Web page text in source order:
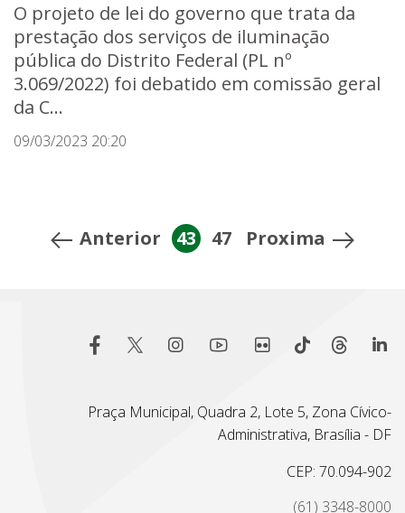
O projeto de lei do governo que trata da
prestação dos serviços de iluminação
pública do Distrito Federal (PL nº
3.069/2022) foi debatido em comissão geral
da C...
09/03/2023 20:20
Anterior 43 47 Proxima
Praça Municipal, Quadra 2, Lote 5, Zona Cívico-
Administrativa, Brasília - DF
CEP: 70.094-902
(61) 3348-8000